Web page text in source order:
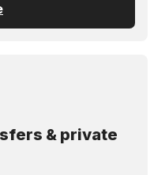
& private